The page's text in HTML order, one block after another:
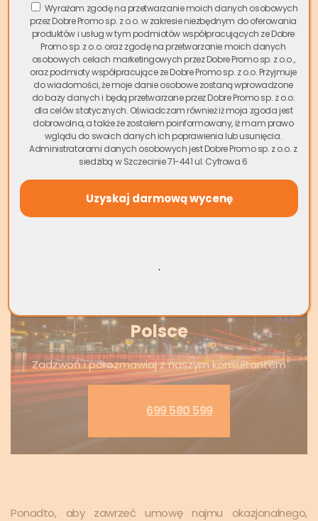
powinniśmy zawrzeć wszelkie zapisy, które znalazłyby się w
standardowej umowie najmu lokalu mieszkalnego:
informacje o stronach umowy i przedmiocie umowy,
wyposażenie lokalu, opis stanu technicznego, czas trwania
umowy oraz informacje o wysokości comiesięcznego
czynszu i kaucji.
Spis treści
Wynajem okazjonalny –
oświadczenie o poddaniu się
Polsce
Zadzwoń i porozmawiaj z naszym konsultantem
699 580 599
Ponadto, aby zawrzeć umowę najmu okazjonalnego,
Wyrażam zgodę na przetwarzanie moich danych osobowych
przez Dobre Promo sp. z o.o. w zakresie niezbędnym do oferowania
produktów i usług w tym podmiotów współpracujących ze Dobre
Promo sp. z o.o. oraz zgodę na przetwarzanie moich danych
osobowych celach marketingowych przez Dobre Promo sp. z o.o.,
oraz podmioty współpracujące ze Dobre Promo sp. z o.o. Przyjmuje
do wiadomości, że moje danie osobowe zostaną wprowadzone
do bazy danych i będą przetwarzane przez Dobre Promo sp. z o.o.
dla celów statycznych. Oświadczam również iż moja zgoda jest
dobrowolna, a także że zostałem poinformowany, iż mam prawo
wglądu do swoich danych ich poprawienia lub usunięcia.
Administratorami danych osobowych jest Dobre Promo sp. z o.o. z
siedzibą w Szczecinie 71-441 ul. Cyfrowa 6
.